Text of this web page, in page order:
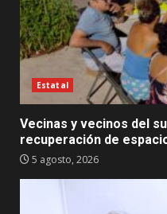
Estatal
Vecinas y vecinos del
recuperación de
5 agosto, 2026